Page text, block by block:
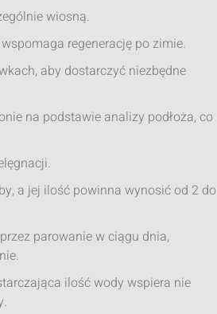
wiosną.
regenerację po zimie.
aby dostarczyć niezbędne
na podstawie analizy podłoża, co
a jej ilość powinna wynosić od 2 do
parowanie w ciągu dnia,
ilość wody wspiera nie